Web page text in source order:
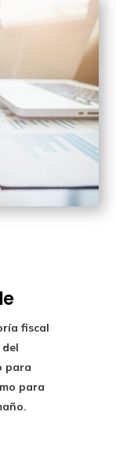
fiscal
para
para